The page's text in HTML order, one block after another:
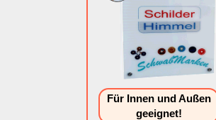
Für Innen und Außen
geeignet!